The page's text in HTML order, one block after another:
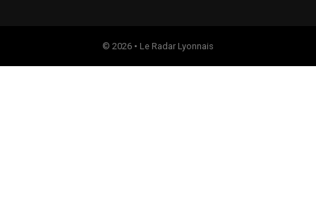
© 2026 • Le Radar Lyonnais